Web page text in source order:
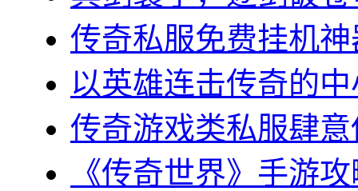
传奇私服免费挂机
以英雄连击传奇的
传奇游戏类私服肆
《传奇世界》手游